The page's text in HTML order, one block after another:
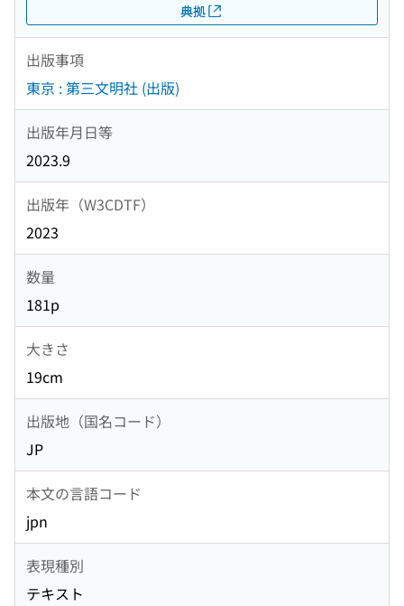
典拠
出版事項
東京 : 第三文明社 (出版)
出版年月日等
2023.9
出版年（W3CDTF）
2023
数量
181p
大きさ
19cm
出版地（国名コード）
JP
本文の言語コード
jpn
表現種別
テキスト